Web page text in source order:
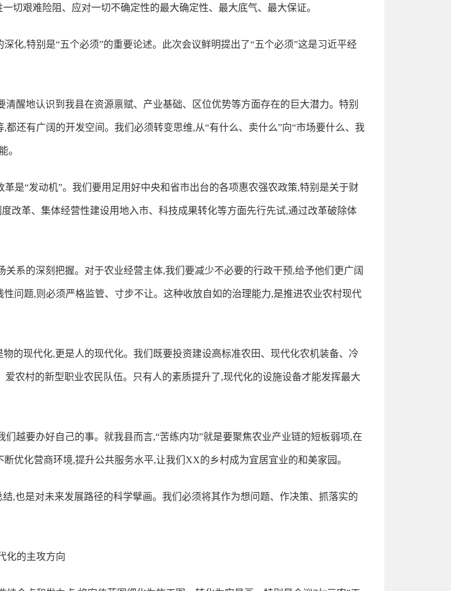
切艰难险阻、应对一切不确定性的最大确定性、最大底气、最大保证。
化,特别是“五个必须”的重要论述。此次会议鲜明提出了“五个必须”这是习近平经
醒地认识到我县在资源禀赋、产业基础、区位优势等方面存在的巨大潜力。特别
还有广阔的开发空间。我们必须转变思维,从“有什么、卖什么”向“市场要什么、我
。
革是“发动机”。我们要用足用好中央和省市出台的各项惠农强农政策,特别是关于财
改革、集体经营性建设用地入市、科技成果转化等方面先行先试,通过改革破除体
关系的深刻把握。对于农业经营主体,我们要减少不必要的行政干预,给予他们更广阔
问题,则必须严格监管、寸步不让。这种收放自如的治理能力,是推进农业农村现代
的现代化,更是人的现代化。我们既要投资建设高标准农田、现代化农机装备、冷
农村的新型职业农民队伍。只有人的素质提升了,现代化的设施设备才能发挥最大
越要办好自己的事。就我县而言,“苦练内功”就是要聚焦农业产业链的短板弱项,在
优化营商环境,提升公共服务水平,让我们XX的乡村成为宜居宜业的和美家园。
,也是对未来发展路径的科学擘画。我们必须将其作为想问题、作决策、抓落实的
化的主攻方向